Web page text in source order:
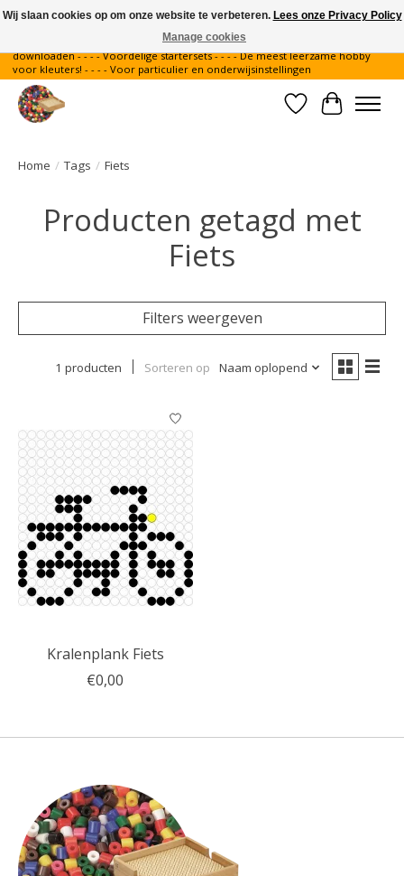
Gratis verzending binnen Nederland - - - - Legvoorbeelden gratis te
downloaden - - - - Voordelige startersets - - - - De meest leerzame hobby
voor kleuters! - - - - Voor particulier en onderwijsinstellingen
Verlanglijst
Home / Tags / Fiets
Producten getagd met
Fiets
Filters weergeven
1 producten Sorteren op Naam oplopend
Kralenplank Fiets
€0,00
Wij slaan cookies op om onze website te verbeteren. Lees onze Privacy Policy
Manage cookies